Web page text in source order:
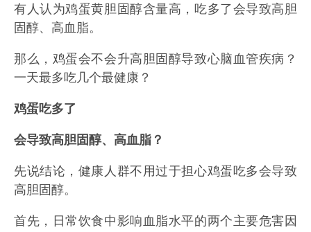
有人认为鸡蛋黄胆固醇含量高，吃多了会导致高胆
固醇、高血脂。
那么，鸡蛋会不会升高胆固醇导致心脑血管疾病？
一天最多吃几个最健康？
鸡蛋吃多了
会导致高胆固醇、高血脂？
先说结论，健康人群不用过于担心鸡蛋吃多会导致
高胆固醇。
首先，日常饮食中影响血脂水平的两个主要危害因